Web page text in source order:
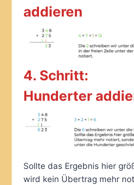
addieren
4. Schritt:
Hunderter
Sollte das Ergebnis hier
wird kein Übertrag mehr